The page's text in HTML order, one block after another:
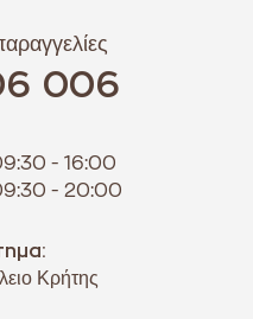
006
- 16:00
- 20:00
Κρήτης